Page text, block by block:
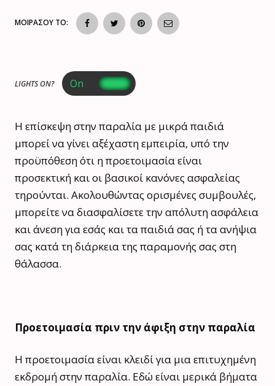
ΜΟΙΡΑΣΟΥ ΤΟ:
LIGHTS ON?
Η επίσκεψη στην παραλία με μικρά παιδιά
μπορεί να γίνει αξέχαστη εμπειρία, υπό την
προϋπόθεση ότι η προετοιμασία είναι
προσεκτική και οι βασικοί κανόνες ασφαλείας
τηρούνται. Ακολουθώντας ορισμένες συμβουλές,
μπορείτε να διασφαλίσετε την απόλυτη ασφάλεια
και άνεση για εσάς και τα παιδιά σας ή τα ανήψια
σας κατά τη διάρκεια της παραμονής σας στη
θάλασσα.
Προετοιμασία πριν την άφιξη στην παραλία
Η προετοιμασία είναι κλειδί για μια επιτυχημένη
εκδρομή στην παραλία. Εδώ είναι μερικά βήματα